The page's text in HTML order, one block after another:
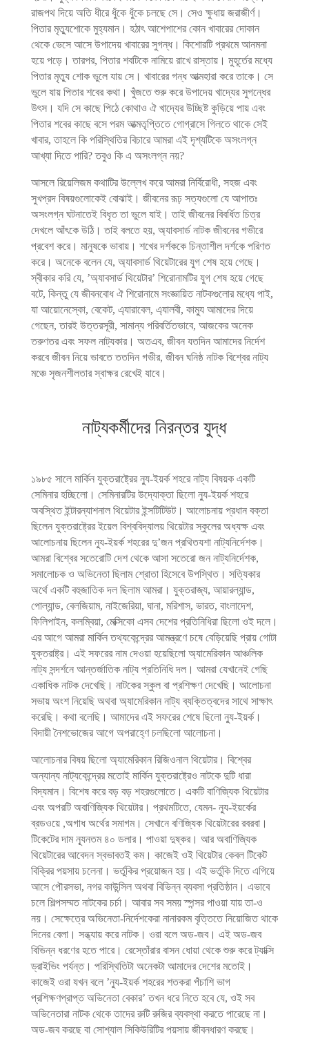
রাজপথ দিয়ে অতি ধীরে ধুঁকে ধুঁকে চলছে সে। সেও ক্ষুধায় জরাজীর্ণ।
পিতার মৃত্যুশোকে মুহ্যমান। হঠাৎ আশেপাশের কোন খাবারের দোকান
থেকে ভেসে আসে উপাদেয় খাবারের সুগন্ধ। কিশোরটি প্রথমে আনমনা
হয়ে পড়ে। তারপর, পিতার শবটিকে নামিয়ে রাখে রাস্তায়। মুহূর্তের মধ্যে
পিতার মৃত্যু শোক ভুলে যায় সে। খাবারের গন্ধ আত্মহারা করে তাকে। সে
ভুলে যায় পিতার শবের কথা। খুঁজতে শুরু করে উপাদেয় খাদ্যের সুগন্ধের
উৎস। যদি সে কাছে পিঠে কোথাও ঐ খাদ্যের উচ্ছিষ্ট কুড়িয়ে পায় এবং
পিতার শবের কাছে বসে পরম আত্মতৃপ্তিতে গোগ্রাসে গিলতে থাকে সেই
খাবার, তাহলে কি পরিস্থিতির বিচারে আমরা এই দৃশ্যটিকে অসংলগ্ন
আখ্যা দিতে পারি? তবুও কি এ অসংলগ্ন নয়?
আসলে রিয়েলিজম কথাটির উল্লেখ করে আমরা নির্বিরোধী, সহজ এবং
সুখপ্রদ বিষয়গুলোকেই বোঝাই। জীবনের রূঢ় সত্যগুলো যে আপাতঃ
অসংলগ্ন ঘটনাতেই বিধৃত তা ভুলে যাই। তাই জীবনের বিবর্ধিত চিত্র
দেখলে আঁৎকে উঠি। তাই বলতে হয়, অ্যাবসার্ড নাটক জীবনের গভীরে
প্রবেশ করে। মানুষকে ভাবায়। শখের দর্শককে চিন্তাশীল দর্শকে পরিণত
করে। অনেকে বলেন যে, অ্যাবসার্ড থিয়েটারের যুগ শেষ হয়ে গেছে।
স্বীকার করি যে, ’অ্যাবসার্ড থিয়েটার’ শিরোনামটির যুগ শেষ হয়ে গেছে
বটে, কিন্তু যে জীবনবোধ ঐ শিরোনামে সংজ্ঞায়িত নাটকগুলোর মধ্যে পাই,
যা আয়োনেস্কো, বেকেট, এ্যারাবেল, এ্যালবী, কাম্যু আমাদের দিয়ে
গেছেন, তারই উত্তরসূরী, সামান্য পরিবর্তিতভাবে, আজকের অনেক
তরুণতর এবং সফল নাট্যকার। অতএব, জীবন যতদিন আমাদের নির্দেশ
করবে জীবন নিয়ে ভাবতে ততদিন গভীর, জীবন ঘনিষ্ঠ নাটক বিশ্বের নাট্য
মঞ্চে সৃজনশীলতার স্বাক্ষর রেখেই যাবে।
নাট্যকর্মীদের নিরন্তর যুদ্ধ
১৯৮৫ সালে মার্কিন যুক্তরাষ্ট্রের ন্যু-ইয়র্ক শহরে নাট্য বিষয়ক একটি
সেমিনার হচ্ছিলো। সেমিনারটির উদ্যোক্তা ছিলো ন্যু-ইয়র্ক শহরে
অবস্থিত ইন্টারন্যাশনাল থিয়েটার ইন্সটিটিউট। আলোচনায় প্রধান বক্তা
ছিলেন যুক্তরাষ্ট্রের ইয়েল বিশ্ববিদ্যালয় থিয়েটার স্কুলের অধ্যক্ষ এবং
আলোচনায় ছিলেন ন্যু-ইয়র্ক শহরের দু’জন প্রথিতযশা নাট্যনির্দেশক।
আমরা বিশ্বের সতেরোটি দেশ থেকে আসা সতেরো জন নাট্যনির্দেশক,
সমালোচক ও অভিনেতা ছিলাম শ্রোতা হিসেবে উপস্থিত। সত্যিকার
অর্থে একটি বহুজাতিক দল ছিলাম আমরা। যুক্তরাজ্য, আয়ারল্যান্ড,
পোল্যান্ড, বেলজিয়াম, নাইজেরিয়া, ঘানা, মরিশাস, ভারত, বাংলাদেশ,
ফিলিপাইন, কলম্বিয়া, মেক্সিকো এসব দেশের প্রতিনিধিরা ছিলো ওই দলে।
এর আগে আমরা মার্কিন তথ্যকেন্দ্রের আমন্ত্রণে চষে বেড়িয়েছি প্রায় গোটা
যুক্তরাষ্ট্র। এই সফরের নাম দেওয়া হয়েছিলো অ্যামেরিকান আঞ্চলিক
নাট্য সন্দর্শনে আন্তর্জাতিক নাট্য প্রতিনিধি দল। আমরা যেখানেই গেছি
একাধিক নাটক দেখেছি। নাটকের স্কুল বা প্রশিক্ষণ দেখেছি। আলোচনা
সভায় অংশ নিয়েছি অথবা অ্যামেরিকান নাট্য ব্যক্তিত্বদের সাথে সাক্ষাৎ
করেছি। কথা বলেছি। আমাদের এই সফরের শেষে ছিলো ন্যু-ইয়র্ক।
বিদায়ী নৈশভোজের আগে অপরাহ্ণে চলছিলো আলোচনা।
আলোচনার বিষয় ছিলো অ্যামেরিকান রিজিওনাল থিয়েটার। বিশ্বের
অন্যান্য নাট্যকেন্দ্রের মতোই মার্কিন যুক্তরাষ্ট্রেও নাটকে দুটি ধারা
বিদ্যমান। বিশেষ করে বড় বড় শহরগুলোতে। একটি বাণিজ্যিক থিয়েটার
এবং অপরটি অবাণিজ্যিক থিয়েটার। প্রথমটিতে, যেমন- ন্যু-ইয়র্কের
ব্রডওয়ে ,অগাধ অর্থের সমাগম। সেখানে বণিজ্যিক থিয়েটারের রবরবা।
টিকেটের দাম ন্যূনতম ৪০ ডলার। পাওয়া দুষ্কর। আর অবাণিজ্যিক
থিয়েটারের আবেদন স্বভাবতই কম। কাজেই ওই থিয়েটার কেবল টিকেট
বিক্রির পয়সায় চলেনা। ভর্তুকির প্রয়োজন হয়। এই ভর্তুকি দিতে এগিয়ে
আসে পৌরসভা, নগর কাউন্সিল অথবা বিভিন্ন ব্যবসা প্রতিষ্ঠান। এভাবে
চলে শিল্পসম্মত নাটকের চর্চা। আবার সব সময় স্পন্সর পাওয়া যায় তা-ও
নয়। সেক্ষেত্রে অভিনেতা-নির্দেশকেরা নানারকম বৃত্তিতে নিয়োজিত থাকে
দিনের বেলা। সন্ধ্যায় করে নাটক। ওরা বলে অড-জব। এই অড-জব
বিভিন্ন ধরণের হতে পারে। রেস্তোঁরার বাসন ধোয়া থেকে শুরু করে ট্যাক্সি
ড্রাইভিং পর্যন্ত। পরিস্থিতিটা অনেকটা আমাদের দেশের মতোই।
কাজেই ওরা যখন বলে ’ন্যু-ইয়র্ক শহরের শতকরা পঁচাশি ভাগ
প্রশিক্ষণপ্রাপ্ত অভিনেতা বেকার’ তখন ধরে নিতে হবে যে, ওই সব
অভিনেতারা নাটক থেকে তাদের রুটি রুজির ব্যবস্থা করতে পারেছে না।
অড-জব করছে বা সোশ্যাল সিকিউরিটির পয়সায় জীবনধারণ করছে।